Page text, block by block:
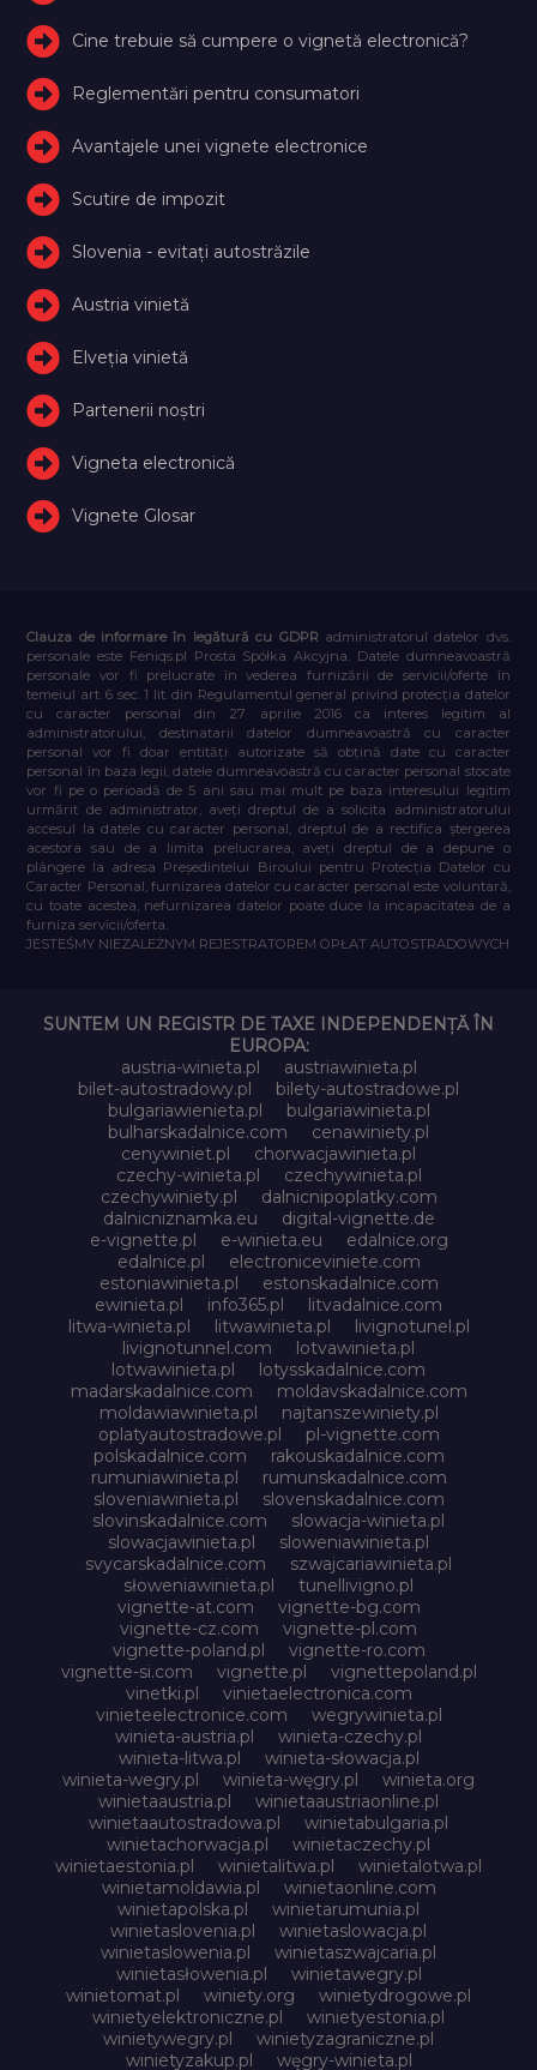
Cine trebuie să cumpere o vignetă electronică?
Reglementări pentru consumatori
Avantajele unei vignete electronice
Scutire de impozit
Slovenia - evitați autostrăzile
Austria vinietă
Elveţia vinietă
Partenerii noștri
Vigneta electronică
Vignete Glosar
Clauza de informare în legătură cu GDPR administratorul datelor dvs.
personale este Feniqs.pl Prosta Spółka Akcyjna. Datele dumneavoastră
personale vor fi prelucrate în vederea furnizării de servicii/oferte în
temeiul art. 6 sec. 1 lit. din Regulamentul general privind protecția datelor
cu caracter personal din 27 aprilie 2016 ca interes legitim al
administratorului, destinatarii datelor dumneavoastră cu caracter
personal vor fi doar entități autorizate să obțină date cu caracter
personal în baza legii, datele dumneavoastră cu caracter personal stocate
vor fi pe o perioadă de 5 ani sau mai mult pe baza interesului legitim
urmărit de administrator, aveți dreptul de a solicita administratorului
accesul la datele cu caracter personal, dreptul de a rectifica ștergerea
acestora sau de a limita prelucrarea, aveți dreptul de a depune o
plângere la adresa Președintelui Biroului pentru Protecția Datelor cu
Caracter Personal, furnizarea datelor cu caracter personal este voluntară,
cu toate acestea, nefurnizarea datelor poate duce la incapacitatea de a
furniza servicii/oferta.
JESTEŚMY NIEZALEŻNYM REJESTRATOREM OPŁAT AUTOSTRADOWYCH
SUNTEM UN REGISTR DE TAXE INDEPENDENȚĂ ÎN
EUROPA:
austria-winieta.pl
austriawinieta.pl
bilet-autostradowy.pl
bilety-autostradowe.pl
bulgariawienieta.pl
bulgariawinieta.pl
bulharskadalnice.com
cenawiniety.pl
cenywiniet.pl
chorwacjawinieta.pl
czechy-winieta.pl
czechywinieta.pl
czechywiniety.pl
dalnicnipoplatky.com
dalnicniznamka.eu
digital-vignette.de
e-vignette.pl
e-winieta.eu
edalnice.org
edalnice.pl
electroniceviniete.com
estoniawinieta.pl
estonskadalnice.com
ewinieta.pl
info365.pl
litvadalnice.com
litwa-winieta.pl
litwawinieta.pl
livignotunel.pl
livignotunnel.com
lotvawinieta.pl
lotwawinieta.pl
lotysskadalnice.com
madarskadalnice.com
moldavskadalnice.com
moldawiawinieta.pl
najtanszewiniety.pl
oplatyautostradowe.pl
pl-vignette.com
polskadalnice.com
rakouskadalnice.com
rumuniawinieta.pl
rumunskadalnice.com
sloveniawinieta.pl
slovenskadalnice.com
slovinskadalnice.com
slowacja-winieta.pl
slowacjawinieta.pl
sloweniawinieta.pl
svycarskadalnice.com
szwajcariawinieta.pl
słoweniawinieta.pl
tunellivigno.pl
vignette-at.com
vignette-bg.com
vignette-cz.com
vignette-pl.com
vignette-poland.pl
vignette-ro.com
vignette-si.com
vignette.pl
vignettepoland.pl
vinetki.pl
vinietaelectronica.com
vinieteelectronice.com
wegrywinieta.pl
winieta-austria.pl
winieta-czechy.pl
winieta-litwa.pl
winieta-słowacja.pl
winieta-wegry.pl
winieta-węgry.pl
winieta.org
winietaaustria.pl
winietaaustriaonline.pl
winietaautostradowa.pl
winietabulgaria.pl
winietachorwacja.pl
winietaczechy.pl
winietaestonia.pl
winietalitwa.pl
winietalotwa.pl
winietamoldawia.pl
winietaonline.com
winietapolska.pl
winietarumunia.pl
winietaslovenia.pl
winietaslowacja.pl
winietaslowenia.pl
winietaszwajcaria.pl
winietasłowenia.pl
winietawegry.pl
winietomat.pl
winiety.org
winietydrogowe.pl
winietyelektroniczne.pl
winietyestonia.pl
winietywegry.pl
winietyzagraniczne.pl
winietyzakup.pl
węgry-winieta.pl